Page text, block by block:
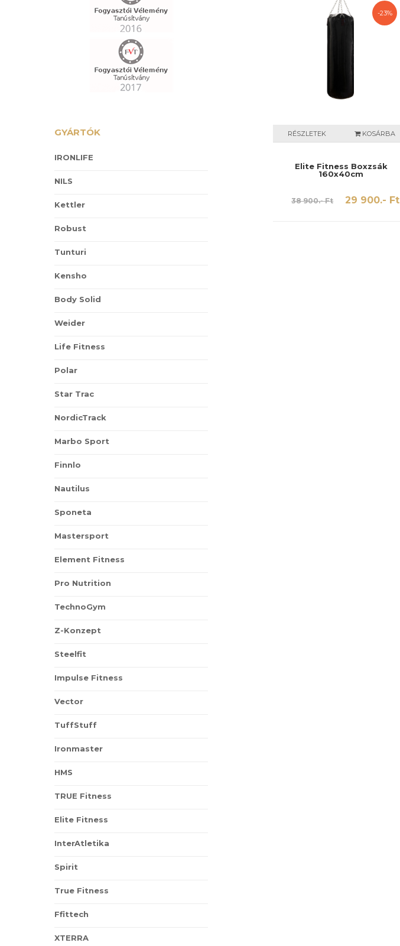
GYÁRTÓK
IRONLIFE
NILS
Kettler
Robust
Tunturi
Kensho
Body Solid
Weider
Life Fitness
Polar
Star Trac
NordicTrack
Marbo Sport
Finnlo
Nautilus
Sponeta
Mastersport
Element Fitness
Pro Nutrition
TechnoGym
Z-Konzept
Steelfit
Impulse Fitness
Vector
TuffStuff
Ironmaster
HMS
TRUE Fitness
Elite Fitness
InterAtletika
Spirit
True Fitness
Ffittech
XTERRA
-23%
RÉSZLETEK KOSÁRBA
Elite Fitness Boxzsák
160x40cm
38 900.- Ft 29 900.- Ft